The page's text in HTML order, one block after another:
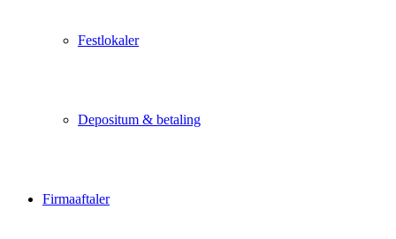
Festlokaler
Depositum & betaling
Firmaaftaler